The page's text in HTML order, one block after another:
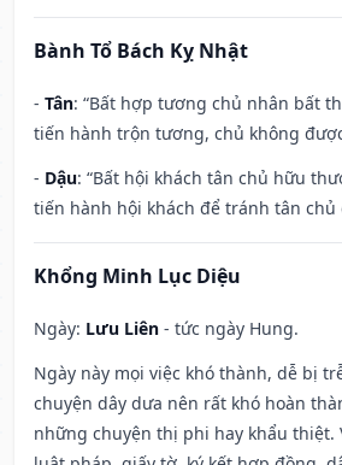
Bành Tổ Bách Kỵ Nhật
- Tân: “Bất hợp tương chủ nhân bất
tiến hành trộn tương, chủ không
- Dậu: “Bất hội khách tân chủ hữu
tiến hành hội khách để tránh tân chủ
Khổng Minh Lục Diệu
Ngày: Lưu Liên - tức ngày Hung.
Ngày này mọi việc khó thành, dễ bị
chuyện dây dưa nên rất khó hoàn
những chuyện thị phi hay khẩu thiệt.